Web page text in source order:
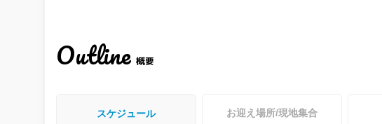
Outline 概要
スケジュール お迎え場所/現地集合